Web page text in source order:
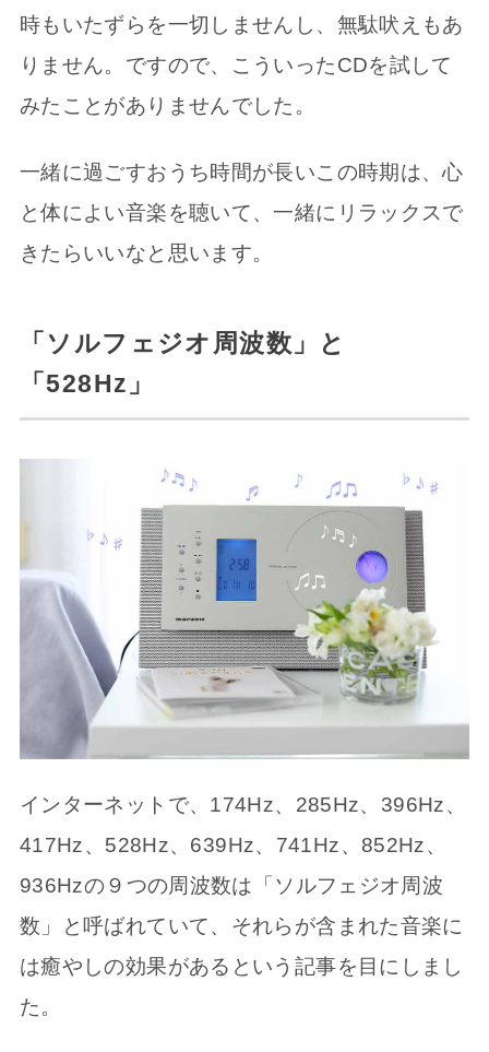
時もいたずらを一切しませんし、無駄吠えもあ
りません。ですので、こういったCDを試して
みたことがありませんでした。
一緒に過ごすおうち時間が長いこの時期は、心
と体によい音楽を聴いて、一緒にリラックスで
きたらいいなと思います。
「ソルフェジオ周波数」と
「528Hz」
インターネットで、174Hz、285Hz、396Hz、
417Hz、528Hz、639Hz、741Hz、852Hz、
936Hzの９つの周波数は「ソルフェジオ周波
数」と呼ばれていて、それらが含まれた音楽に
は癒やしの効果があるという記事を目にしまし
た。